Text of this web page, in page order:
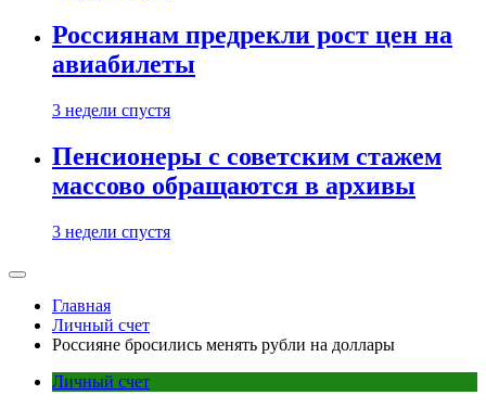
Россиянам предрекли рост цен на
авиабилеты
3 недели спустя
Пенсионеры с советским стажем
массово обращаются в архивы
3 недели спустя
Главная
Личный счет
Россияне бросились менять рубли на доллары
Личный счет